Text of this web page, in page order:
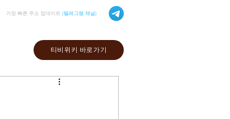
가장 빠른 주소 업데이트 (텔레그램 채널)
티비위키 바로가기